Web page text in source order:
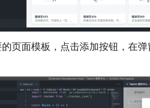
页面模板，点击添加按钮，在